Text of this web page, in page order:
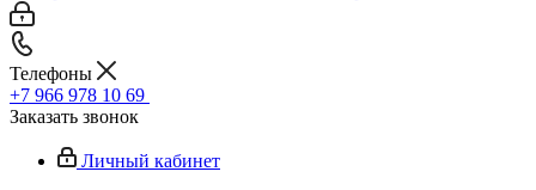
Телефоны
+7 966 978 10 69
Заказать звонок
Личный кабинет